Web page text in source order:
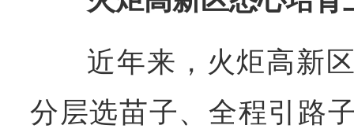
近年来，火炬高新
分层选苗子、全程引路